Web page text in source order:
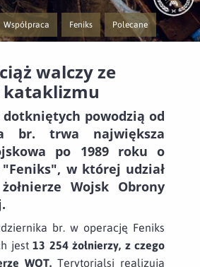
z listą publikacji o kategorii Siły Zbrojne RP
Współpraca
Przejście do nowej strony z listą publikacji o
Feniks
Przejście do nowej strony z listą
Polecane
Przejście do nowej
walczy ze
powodzią od
br. trwa największa
po 1989 roku o
w której udział
Wojsk Obrony
br. w operację Feniks
jest 13 254 żołnierzy, z czego
WOT.Terytorialsi realizują